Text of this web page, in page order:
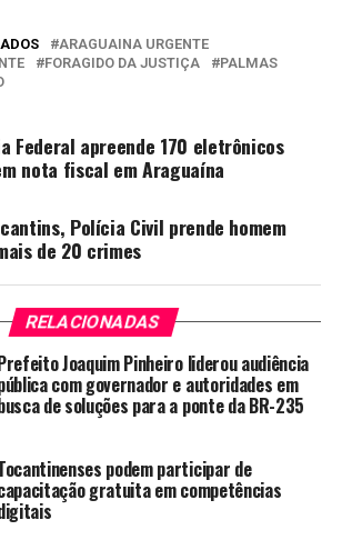
ARAGUAINA URGENTE
FORAGIDO DA JUSTIÇA
PALMAS
Federal apreende 170 eletrônicos
nota fiscal em Araguaína
Polícia Civil prende homem
de 20 crimes
RELACIONADAS
Joaquim Pinheiro liderou audiência
com governador e autoridades em
de soluções para a ponte da BR-235
podem participar de
gratuita em competências